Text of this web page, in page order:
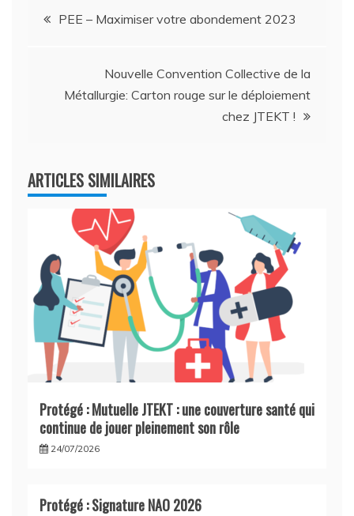
Navigation
l’article
PEE – Maximiser votre abondement 2023
Nouvelle Convention Collective de la
Métallurgie: Carton rouge sur le déploiement
chez JTEKT !
ARTICLES SIMILAIRES
Protégé : Mutuelle JTEKT : une couverture santé qui
continue de jouer pleinement son rôle
24/07/2026
Protégé : Signature NAO 2026